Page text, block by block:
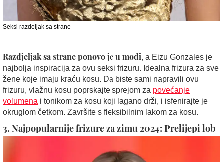
Seksi razdeljak sa strane
Razdjeljak sa straneponovo je u modi, a Eizu Gonzales je
najbolja inspiracija za ovu seksi frizuru. Idealna frizura za sve
žene koje imaju kraću kosu. Da biste sami napravili ovu
frizuru, vlažnu kosu poprskajte sprejom za povećanje
volumena i tonikom za kosu koji lagano drži, i isfenirajte je
okruglom četkom. Završite s fleksibilnim lakom za kosu.
3. Najpopularnije frizure za zimu 2024: Prelijepi lob